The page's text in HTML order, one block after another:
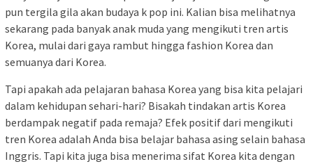
pun tergila gila akan budaya k pop ini. Kalian bisa melihatnya
sekarang pada banyak anak muda yang mengikuti tren artis
Korea, mulai dari gaya rambut hingga fashion Korea dan
semuanya dari Korea.
Tapi apakah ada pelajaran bahasa Korea yang bisa kita pelajari
dalam kehidupan sehari-hari? Bisakah tindakan artis Korea
berdampak negatif pada remaja? Efek positif dari mengikuti
tren Korea adalah Anda bisa belajar bahasa asing selain bahasa
Inggris. Tapi kita juga bisa menerima sifat Korea kita dengan